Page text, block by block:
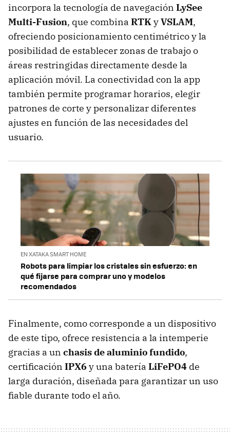
incorpora la tecnología de navegación LySee
Multi-Fusion, que combina RTKyVSLAM,
ofreciendo posicionamiento centimétrico y la
posibilidad de establecer zonas de trabajo o
áreas restringidas directamente desde la
aplicación móvil. La conectividad con la app
también permite programar horarios, elegir
patrones de corte y personalizar diferentes
ajustes en función de las necesidades del
usuario.
EN XATAKA SMART HOME
Robots para limpiar los cristales sin esfuerzo: en
qué fijarse para comprar uno y modelos
recomendados
Finalmente, como corresponde a un dispositivo
de este tipo, ofrece resistencia a la intemperie
gracias a un chasis de aluminio fundido,
certificación IPX6 y una batería LiFePO4 de
larga duración, diseñada para garantizar un uso
fiable durante todo el año.